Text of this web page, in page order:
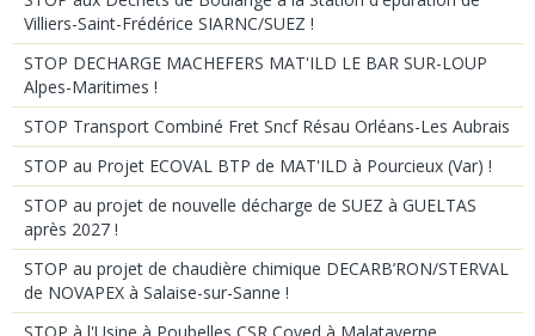
Villiers-Saint-Frédérice SIARNC/SUEZ !
STOP DECHARGE MACHEFERS MAT'ILD LE BAR SUR-LOUP
Alpes-Maritimes !
STOP Transport Combiné Fret Sncf Résau Orléans-Les Aubrais
STOP au Projet ECOVAL BTP de MAT'ILD à Pourcieux (Var) !
STOP au projet de nouvelle décharge de SUEZ à GUELTAS
après 2027 !
STOP au projet de chaudière chimique DECARB’RON/STERVAL
de NOVAPEX à Salaise-sur-Sanne !